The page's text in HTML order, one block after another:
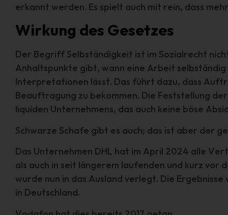
erkannt werden. Es spielt auch mit rein, dass
Wirkung des Gesetzes
Der Begriff Selbständigkeit ist im Sozialrecht
Anhaltspunkte gibt, wann eine Arbeit
Interpretationen lässt. Das führt dazu, dass
Beauftragung zu bekommen. Die Feststellung
liquiden Unternehmens, das auch keine böse
Schwarze Schafe gibt es auch; das ist aber der
Das Unternehmen DHL hat im April 2024 alle
als auch in seit längerem laufenden und kurz vor
wurde nun in das Ausland verlegt. Die
in Deutschland.
1.